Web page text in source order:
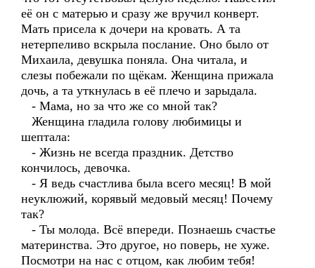
её он с матерью и сразу же вручил конверт.
Мать присела к дочери на кровать. А та
нетерпеливо вскрыла послание. Оно было от
Михаила, девушка поняла. Она читала, и
слезы побежали по щёкам. Женщина прижала
дочь, а та уткнулась в её плечо и зарыдала.
- Мама, но за что же со мной так?
Женщина гладила голову любимицы и
шептала:
- Жизнь не всегда праздник. Детство
кончилось, девочка.
- Я ведь счастлива была всего месяц! В мой
неуклюжий, корявый медовый месяц! Почему
так?
- Ты молода. Всё впереди. Познаешь счастье
материнства. Это другое, но поверь, не хуже.
Посмотри на нас с отцом, как любим тебя!